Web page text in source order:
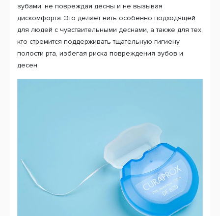
зубами, не повреждая десны и не вызывая
дискомфорта. Это делает нить особенно подходящей
для людей с чувствительными деснами, а также для тех,
кто стремится поддерживать тщательную гигиену
полости рта, избегая риска повреждения зубов и
десен.